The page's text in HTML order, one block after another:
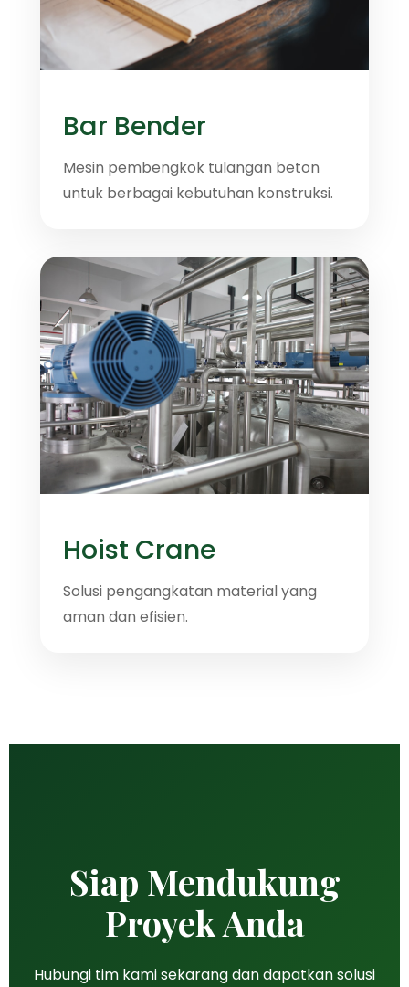
Bar Bender
Mesin pembengkok tulangan beton
untuk berbagai kebutuhan konstruksi.
Hoist Crane
Solusi pengangkatan material yang
aman dan efisien.
Siap Mendukung
Proyek Anda
Hubungi tim kami sekarang dan dapatkan solusi